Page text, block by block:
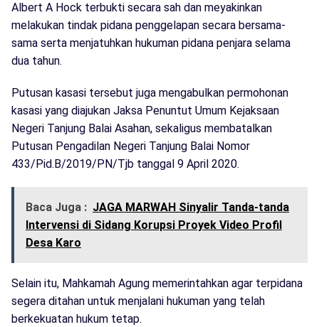
Albert A Hock terbukti secara sah dan meyakinkan
melakukan tindak pidana penggelapan secara bersama-
sama serta menjatuhkan hukuman pidana penjara selama
dua tahun.
Putusan kasasi tersebut juga mengabulkan permohonan
kasasi yang diajukan Jaksa Penuntut Umum Kejaksaan
Negeri Tanjung Balai Asahan, sekaligus membatalkan
Putusan Pengadilan Negeri Tanjung Balai Nomor
433/Pid.B/2019/PN/Tjb tanggal 9 April 2020.
Baca Juga : JAGA MARWAH Sinyalir Tanda-tanda
Intervensi di Sidang Korupsi Proyek Video Profil
Desa Karo
Selain itu, Mahkamah Agung memerintahkan agar terpidana
segera ditahan untuk menjalani hukuman yang telah
berkekuatan hukum tetap.